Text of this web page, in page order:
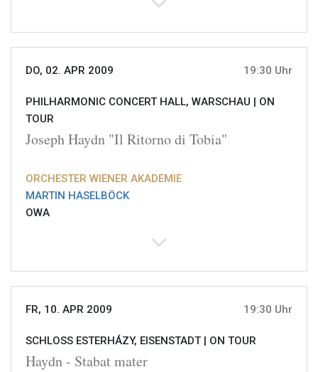
DO, 02. APR 2009 19:30 Uhr
PHILHARMONIC CONCERT HALL, WARSCHAU | ON
TOUR
Joseph Haydn "Il Ritorno di Tobia"
ORCHESTER WIENER AKADEMIE
MARTIN HASELBÖCK
OWA
FR, 10. APR 2009 19:30 Uhr
SCHLOSS ESTERHÁZY, EISENSTADT | ON TOUR
Haydn - Stabat mater